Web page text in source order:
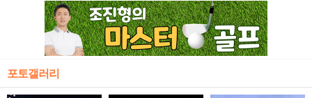
포토갤러리